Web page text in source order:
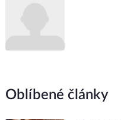
Oblíbené články